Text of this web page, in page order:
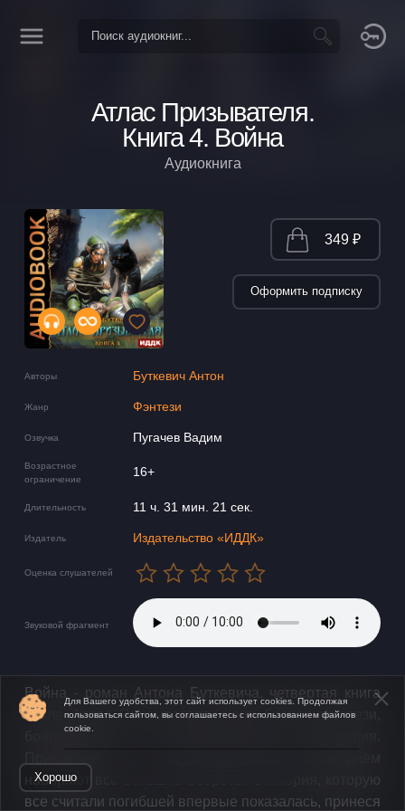
Атлас Призывателя.
Книга 4. Война
Аудиокнига
Авторы Буткевич Антон
Жанр Фэнтези
Озвучка Пугачев Вадим
Возрастное
ограничение
16+
Длительность 11 ч. 31 мин. 21 сек.
Издатель Издательство «ИДДК»
Оценка слушателей
Звуковой фрагмент
349 ₽
Оформить подписку
Война - роман Антона Буткевича, четвертая книга
цикла Атлас Призывателя, жанр боевое фэнтези,
бояръ-аниме, альтернативная история.
набирают всё большие обороты. Виктория, которую
все считали погибшей впервые показалась, принеся
Для Вашего удобства, этот сайт использует cookies. Продолжая
пользоваться сайтом, вы соглашаетесь с использованием файлов
cookie.
Хорошо